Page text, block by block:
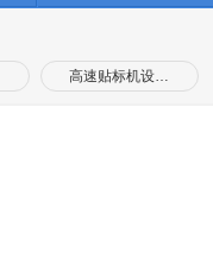
高速贴标机设…